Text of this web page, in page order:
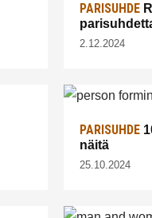
PARISUHDE
2.12.2024
PARISUHDE
näitä
25.10.2024